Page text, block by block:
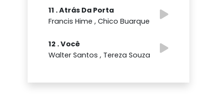
11 . Atrás Da Porta
Francis Hime , Chico Buarque
12 . Você
Walter Santos , Tereza Souza